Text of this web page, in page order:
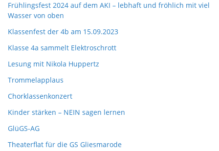
Frühlingsfest 2024 auf dem AKI – lebhaft und fröhlich mit viel
Wasser von oben
Klassenfest der 4b am 15.09.2023
Klasse 4a sammelt Elektroschrott
Lesung mit Nikola Huppertz
Trommelapplaus
Chorklassenkonzert
Kinder stärken – NEIN sagen lernen
GlüGS-AG
Theaterflat für die GS Gliesmarode